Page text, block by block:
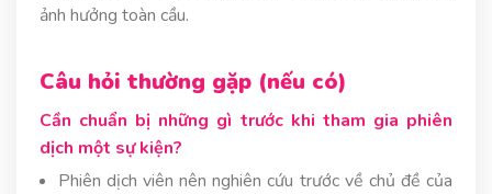
ảnh hưởng toàn cầu.
Câu hỏi thường gặp (nếu có)
Cần chuẩn bị những gì trước khi tham gia phiên
dịch một sự kiện?
Phiên dịch viên nên nghiên cứu trước về chủ đề của